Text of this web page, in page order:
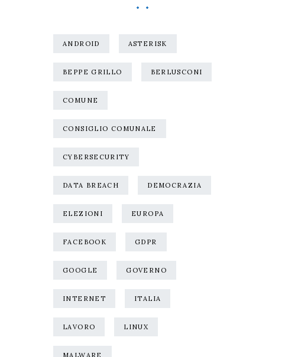
ANDROID ASTERISK
BEPPE GRILLO BERLUSCONI
COMUNE
CONSIGLIO COMUNALE
CYBERSECURITY
DATA BREACH DEMOCRAZIA
ELEZIONI EUROPA
FACEBOOK GDPR
GOOGLE GOVERNO
INTERNET ITALIA
LAVORO LINUX
MALWARE